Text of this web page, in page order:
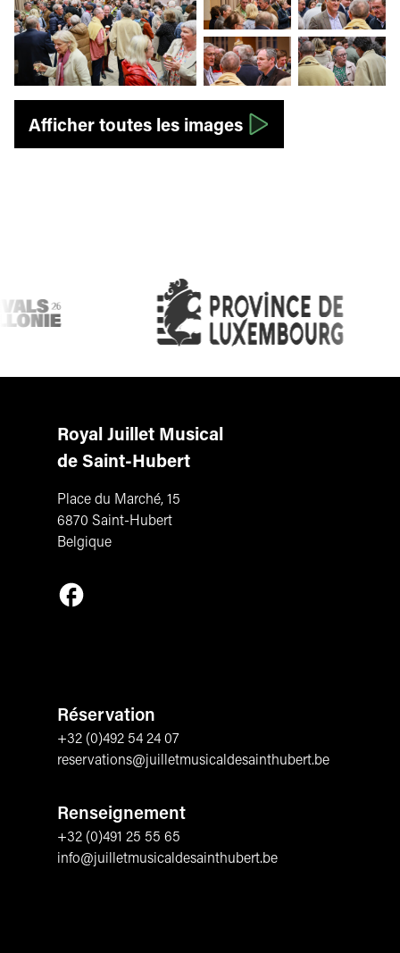
Afficher l'image en grand
Afficher l'image
Afficher toutes les images
Royal Juillet Musical
de Saint-Hubert
Place du Marché, 15
6870 Saint-Hubert
Belgique
Suivez-nous sur Facebook
Réservation
+32 (0)492 54 24 07
reservations@juilletmusicaldesainthubert.be
Renseignement
+32 (0)491 25 55 65
info@juilletmusicaldesainthubert.be